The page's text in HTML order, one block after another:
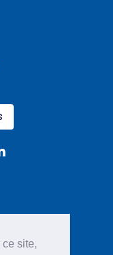
site,